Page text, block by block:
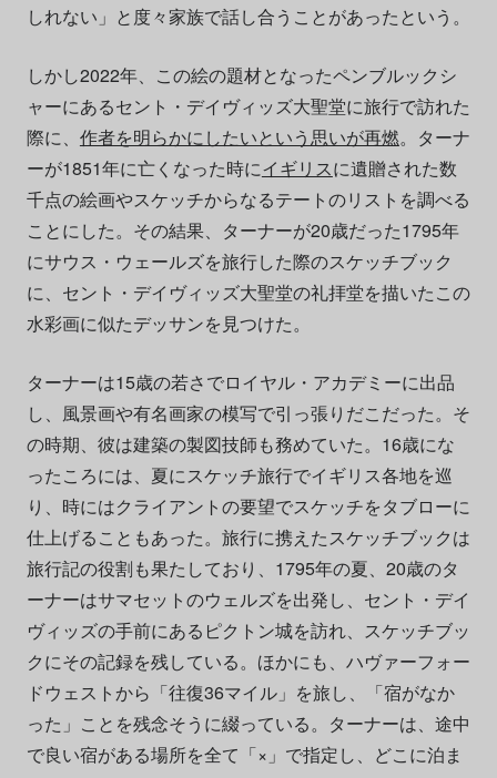
しれない」と度々家族で話し合うことがあったという。
しかし2022年、この絵の題材となったペンブルックシ
ャーにあるセント・デイヴィッズ大聖堂に旅行で訪れた
際に、 作者を明らかにしたいという思いが再燃。ターナ
ーが1851年に亡くなった時にイギリスに遺贈された数
千点の絵画やスケッチからなるテートのリストを調べる
ことにした。その結果、ターナーが20歳だった1795年
にサウス・ウェールズを旅行した際のスケッチブック
に、セント・デイヴィッズ大聖堂の礼拝堂を描いたこの
水彩画に似たデッサンを見つけた。
ターナーは15歳の若さでロイヤル・アカデミーに出品
し、風景画や有名画家の模写で引っ張りだこだった。そ
の時期、彼は建築の製図技師も務めていた。16歳にな
ったころには、夏にスケッチ旅行でイギリス各地を巡
り、時にはクライアントの要望でスケッチをタブローに
仕上げることもあった。旅行に携えたスケッチブックは
旅行記の役割も果たしており、1795年の夏、20歳のタ
ーナーはサマセットのウェルズを出発し、セント・デイ
ヴィッズの手前にあるピクトン城を訪れ、スケッチブッ
クにその記録を残している。ほかにも、ハヴァーフォー
ドウェストから「往復36マイル」を旅し、「宿がなか
った」ことを残念そうに綴っている。ターナーは、途中
で良い宿がある場所を全て「×」で指定し、どこに泊ま